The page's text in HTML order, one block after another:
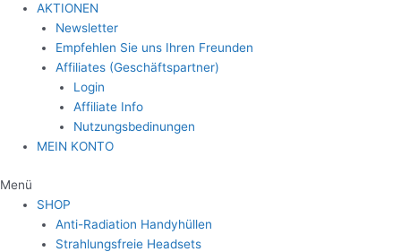
AKTIONEN
Newsletter
Empfehlen Sie uns Ihren Freunden
Affiliates (Geschäftspartner)
Login
Affiliate Info
Nutzungsbedinungen
MEIN KONTO
Menü
SHOP
Anti-Radiation Handyhüllen
Strahlungsfreie Headsets